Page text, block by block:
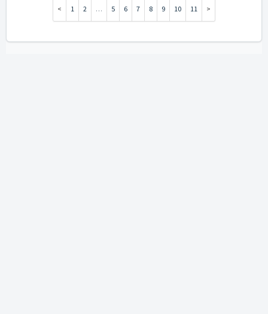
1 2 … 5 6 7 8 9 10 11